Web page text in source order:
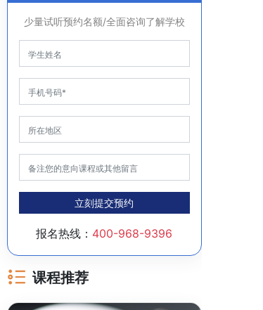
少量试听预约名额/全面咨询了解学校
立刻提交预约
报名热线： 400-968-9396
课程推荐